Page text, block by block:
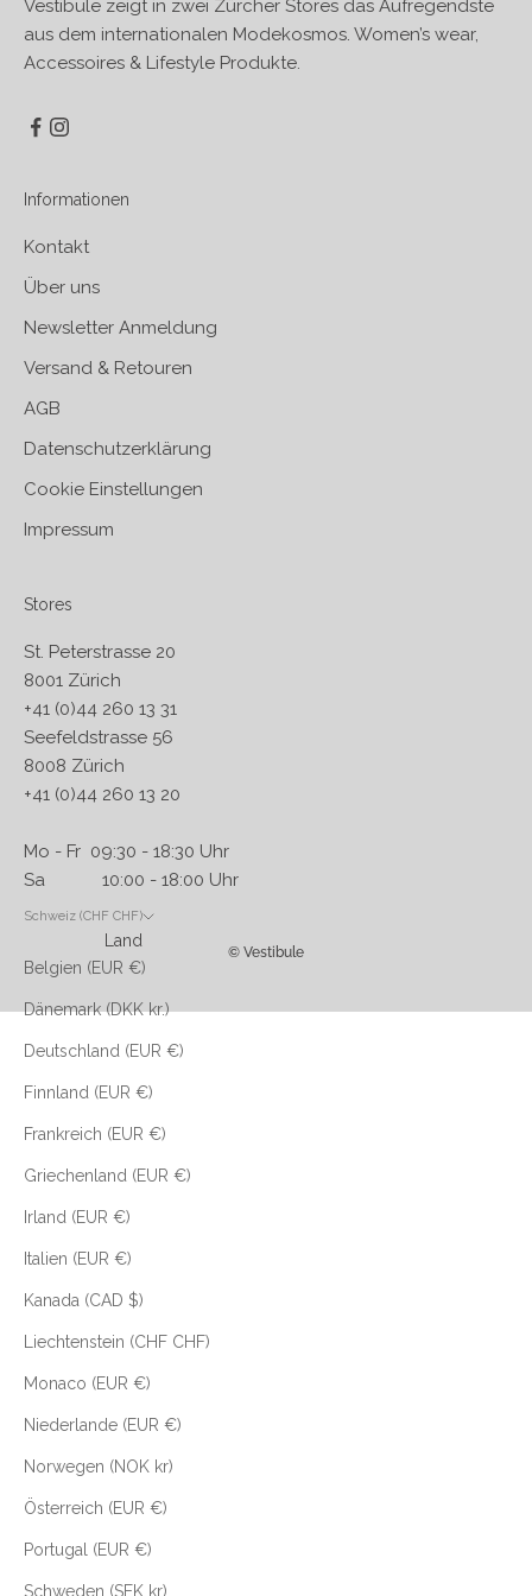
Vestibule zeigt in zwei Zürcher Stores das Aufregendste
aus dem internationalen Modekosmos. Women’s wear,
Accessoires & Lifestyle Produkte.
Informationen
Kontakt
Über uns
Newsletter Anmeldung
Versand & Retouren
AGB
Datenschutzerklärung
Cookie Einstellungen
Impressum
Stores
St. Peterstrasse 20
8001 Zürich
+41 (0)44 260 13 31
Seefeldstrasse 56
8008 Zürich
+41 (0)44 260 13 20
Mo - Fr 09:30 - 18:30 Uhr
Sa 10:00 - 18:00 Uhr
Schweiz (CHF CHF)
Land
Belgien (EUR €)
Dänemark (DKK kr.)
Deutschland (EUR €)
Finnland (EUR €)
Frankreich (EUR €)
Griechenland (EUR €)
Irland (EUR €)
Italien (EUR €)
Kanada (CAD $)
Liechtenstein (CHF CHF)
Monaco (EUR €)
Niederlande (EUR €)
Norwegen (NOK kr)
Österreich (EUR €)
Portugal (EUR €)
Schweden (SEK kr)
© Vestibule